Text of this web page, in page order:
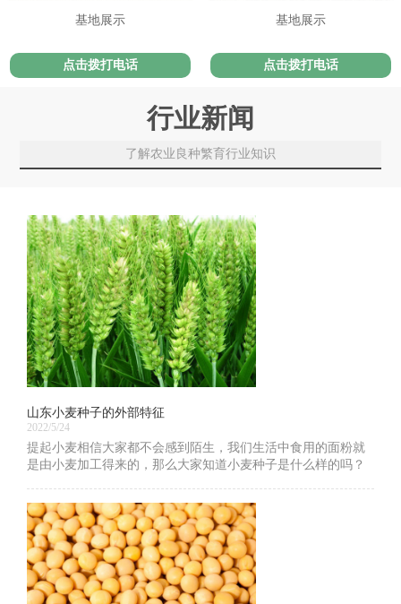
基地展示
点击拨打电话
基地展示
点击拨打电话
行业新闻
了解农业良种繁育行业知识
山东小麦种子的外部特征
2022/5/24
提起小麦相信大家都不会感到陌生，我们生活中食用的面粉就
是由小麦加工得来的，那么大家知道小麦种子是什么样的吗？